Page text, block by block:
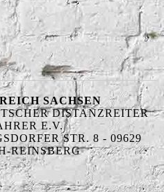
SACHSEN
DISTANZREITER
E.V.
STR. 8 - 09629
REINSBERG